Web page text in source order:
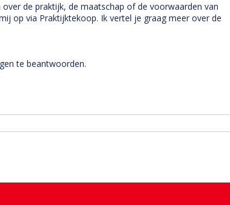
de praktijk, de maatschap of de voorwaarden van
op via Praktijktekoop. Ik vertel je graag meer over de
te beantwoorden.